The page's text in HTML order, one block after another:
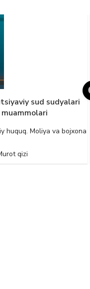
sud sudyalari
huquq. Moliya va bojxona
qizi